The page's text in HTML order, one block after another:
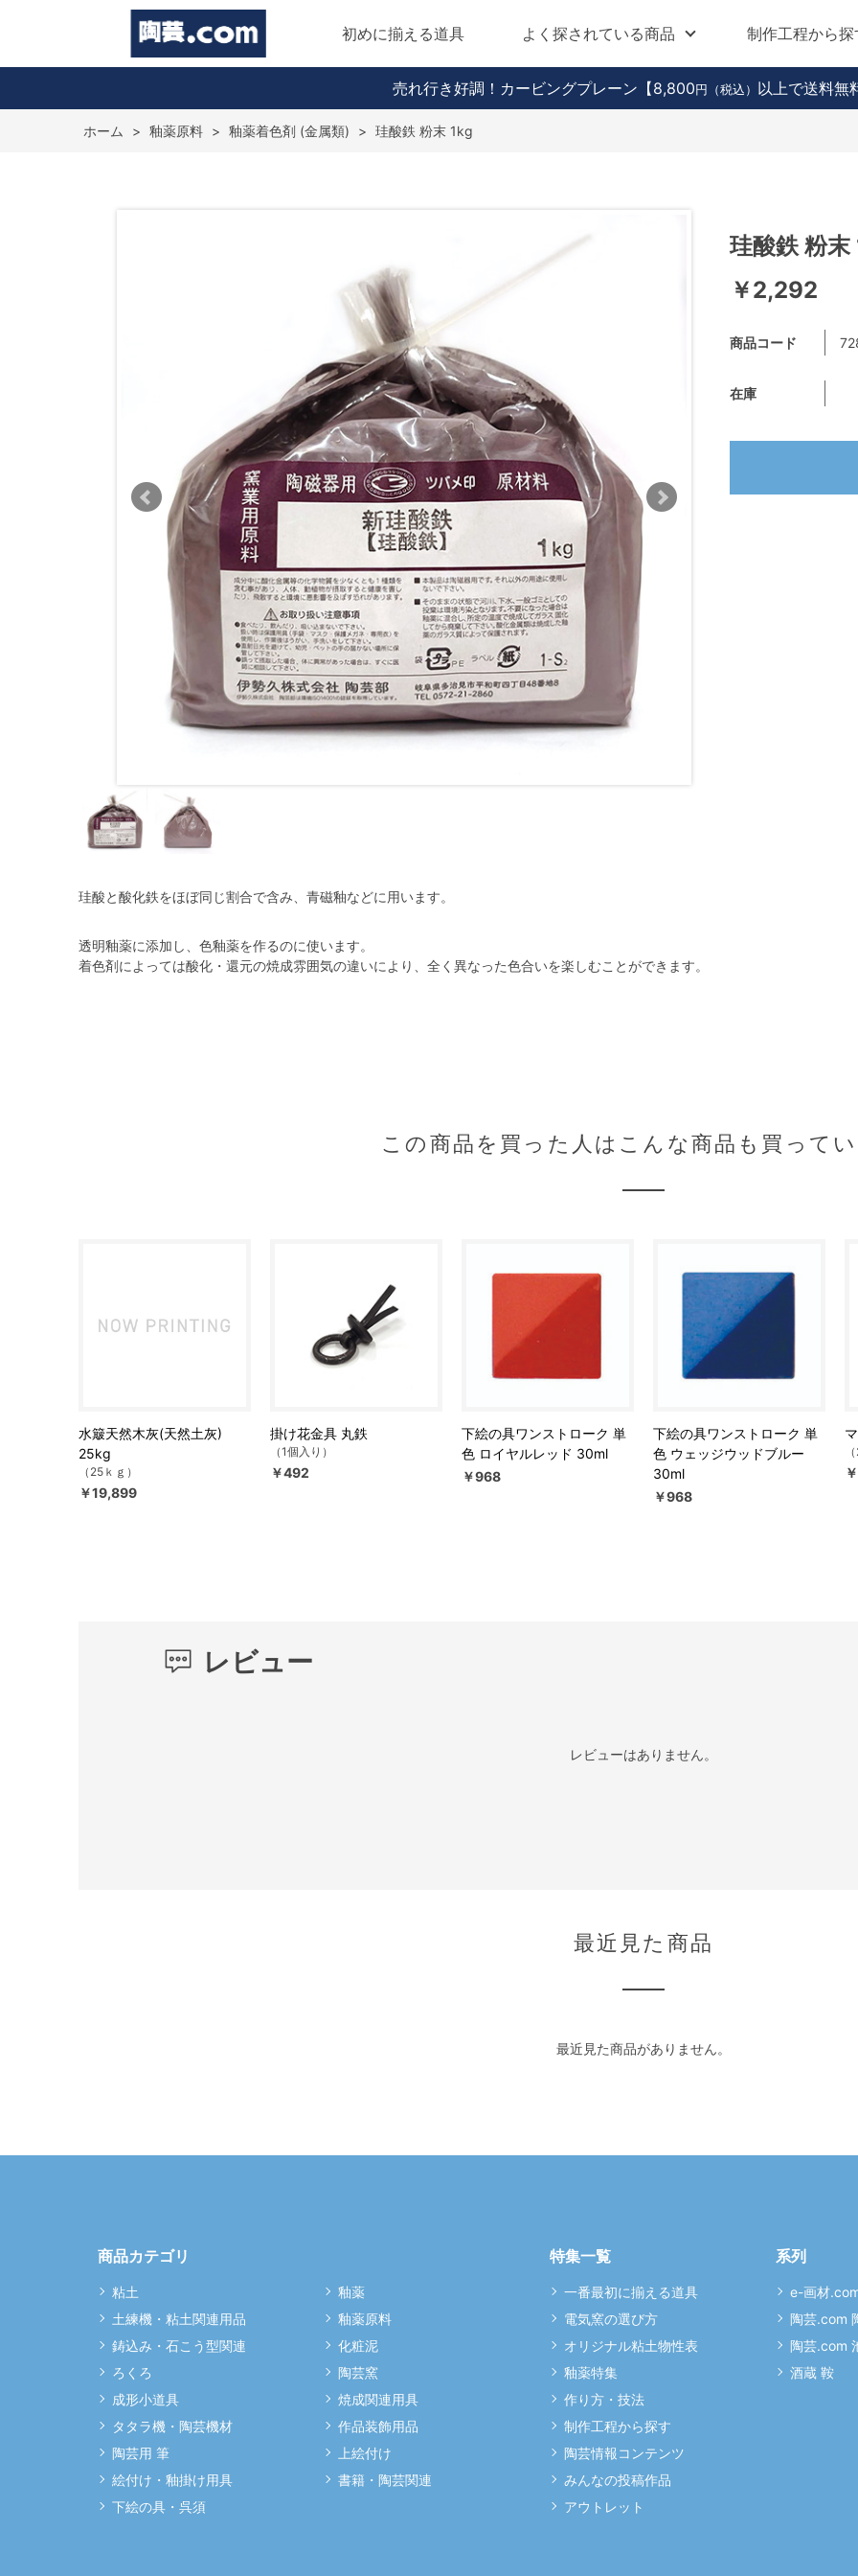
初めに揃える道具 よく探されている商品 制作工程から探
売れ行き好調！カービングプレーン 【8,800 円（税込） 以上で送料無
ホーム > 釉薬原料 > 釉薬着色剤 (金属類) > 珪酸鉄 粉末 1kg
珪酸と酸化鉄をほぼ同じ割合で含み、青磁釉などに用います。
透明釉薬に添加し、色釉薬を作るのに使います。
着色剤によっては酸化・還元の焼成雰囲気の違いにより、全く異なった色合いを楽しむことができます。
珪酸鉄 粉末
￥2,292
商品コード
在庫
この商品を買った人はこんな商品も買って
水簸天然木灰(天然土灰)
25kg
（25ｋｇ）
￥19,899
掛け花金具 丸鉄
（1個入り）
￥492
下絵の具ワンストローク 単
色 ロイヤルレッド 30ml
￥968
下絵の具ワンストローク 単
色 ウェッジウッドブルー
30ml
￥968
レビュー
レビューはありません。
最近見た商品
最近見た商品がありません。
商品カテゴリ
粘土
土練機・粘土関連用品
鋳込み・石こう型関連
ろくろ
成形小道具
タタラ機・陶芸機材
陶芸用 筆
絵付け・釉掛け用具
下絵の具・呉須
釉薬
釉薬原料
化粧泥
陶芸窯
焼成関連用具
作品装飾用品
上絵付け
書籍・陶芸関連
特集一覧
一番最初に揃える道具
電気窯の選び方
オリジナル粘土物性表
釉薬特集
作り方・技法
制作工程から探す
陶芸情報コンテンツ
みんなの投稿作品
アウトレット
系列
e-画材
陶芸.com
陶芸.com
酒蔵 鞍